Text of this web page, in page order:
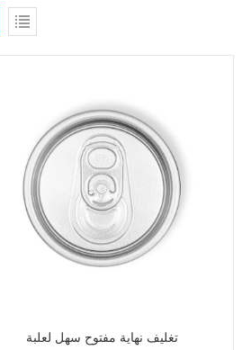
تغليف نهاية مفتوح سهل لعلبة